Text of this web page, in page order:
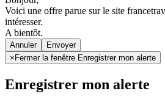
Voici une offre parue sur le site
intéresser.
A bientôt.
Annuler
× Fermer la fenêtre Enregistrer mon alerte
Enregistrer mon alerte